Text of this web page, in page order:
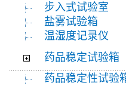
步入式试验室
盐雾试验箱
温湿度记录仪
药品稳定试验箱
药品稳定性试验